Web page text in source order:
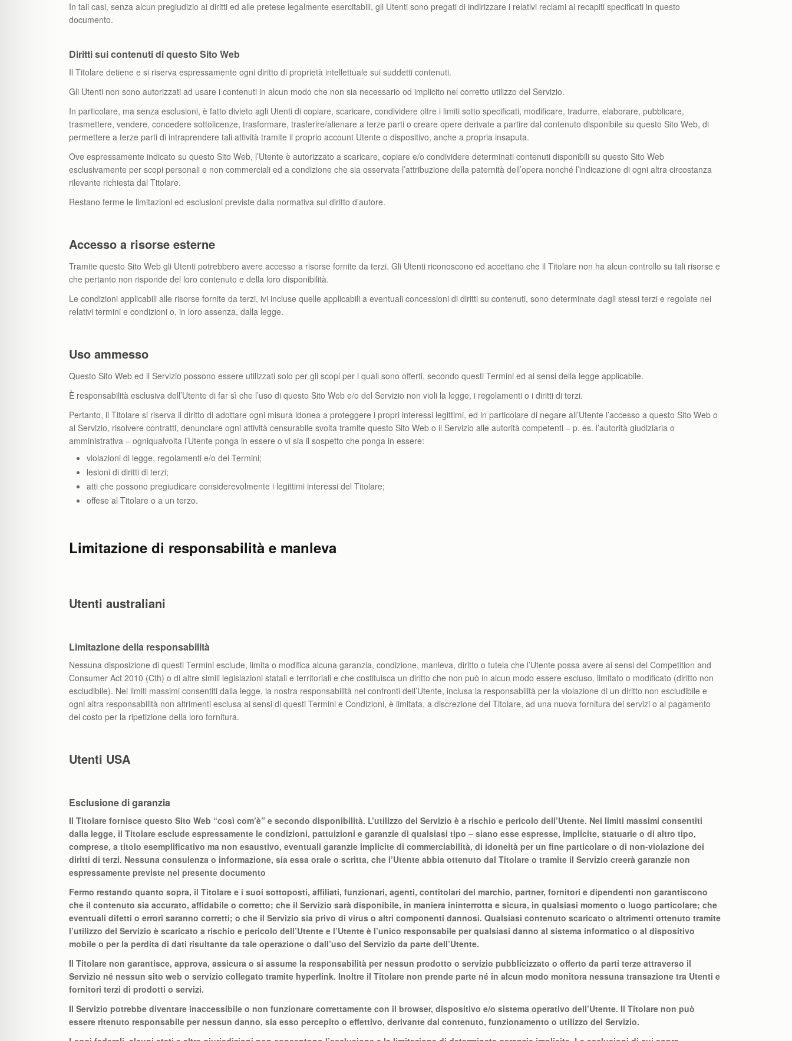
In tali casi, senza alcun pregiudizio ai diritti ed alle pretese legalmente esercitabili, gli Utenti sono pregati di indirizzare i relativi reclami ai recapiti specificati in questo
documento.
Diritti sui contenuti di questo Sito Web
Il Titolare detiene e si riserva espressamente ogni diritto di proprietà intellettuale sui suddetti contenuti.
Gli Utenti non sono autorizzati ad usare i contenuti in alcun modo che non sia necessario od implicito nel corretto utilizzo del Servizio.
In particolare, ma senza esclusioni, è fatto divieto agli Utenti di copiare, scaricare, condividere oltre i limiti sotto specificati, modificare, tradurre, elaborare, pubblicare,
trasmettere, vendere, concedere sottolicenze, trasformare, trasferire/alienare a terze parti o creare opere derivate a partire dal contenuto disponibile su questo Sito Web, di
permettere a terze parti di intraprendere tali attività tramite il proprio account Utente o dispositivo, anche a propria insaputa.
Ove espressamente indicato su questo Sito Web, l’Utente è autorizzato a scaricare, copiare e/o condividere determinati contenuti disponibili su questo Sito Web
esclusivamente per scopi personali e non commerciali ed a condizione che sia osservata l’attribuzione della paternità dell’opera nonché l’indicazione di ogni altra circostanza
rilevante richiesta dal Titolare.
Restano ferme le limitazioni ed esclusioni previste dalla normativa sul diritto d’autore.
Accesso a risorse esterne
Tramite questo Sito Web gli Utenti potrebbero avere accesso a risorse fornite da terzi. Gli Utenti riconoscono ed accettano che il Titolare non ha alcun controllo su tali risorse e
che pertanto non risponde del loro contenuto e della loro disponibilità.
Le condizioni applicabili alle risorse fornite da terzi, ivi incluse quelle applicabili a eventuali concessioni di diritti su contenuti, sono determinate dagli stessi terzi e regolate nei
relativi termini e condizioni o, in loro assenza, dalla legge.
Uso ammesso
Questo Sito Web ed il Servizio possono essere utilizzati solo per gli scopi per i quali sono offerti, secondo questi Termini ed ai sensi della legge applicabile.
È responsabilità esclusiva dell’Utente di far sì che l’uso di questo Sito Web e/o del Servizio non violi la legge, i regolamenti o i diritti di terzi.
Pertanto, il Titolare si riserva il diritto di adottare ogni misura idonea a proteggere i propri interessi legittimi, ed in particolare di negare all’Utente l’accesso a questo Sito Web o
al Servizio, risolvere contratti, denunciare ogni attività censurabile svolta tramite questo Sito Web o il Servizio alle autorità competenti – p. es. l’autorità giudiziaria o
amministrativa – ogniqualvolta l’Utente ponga in essere o vi sia il sospetto che ponga in essere:
violazioni di legge, regolamenti e/o dei Termini;
lesioni di diritti di terzi;
atti che possono pregiudicare considerevolmente i legittimi interessi del Titolare;
offese al Titolare o a un terzo.
Limitazione di responsabilità e manleva
Utenti australiani
Limitazione della responsabilità
Nessuna disposizione di questi Termini esclude, limita o modifica alcuna garanzia, condizione, manleva, diritto o tutela che l’Utente possa avere ai sensi del Competition and
Consumer Act 2010 (Cth) o di altre simili legislazioni statali e territoriali e che costituisca un diritto che non può in alcun modo essere escluso, limitato o modificato (diritto non
escludibile). Nei limiti massimi consentiti dalla legge, la nostra responsabilità nei confronti dell’Utente, inclusa la responsabilità per la violazione di un diritto non escludibile e
ogni altra responsabilità non altrimenti esclusa ai sensi di questi Termini e Condizioni, è limitata, a discrezione del Titolare, ad una nuova fornitura dei servizi o al pagamento
del costo per la ripetizione della loro fornitura.
Utenti USA
Esclusione di garanzia
Il Titolare fornisce questo Sito Web “così com’è” e secondo disponibilità. L’utilizzo del Servizio è a rischio e pericolo dell’Utente. Nei limiti massimi consentiti
dalla legge, il Titolare esclude espressamente le condizioni, pattuizioni e garanzie di qualsiasi tipo – siano esse espresse, implicite, statuarie o di altro tipo,
comprese, a titolo esemplificativo ma non esaustivo, eventuali garanzie implicite di commerciabilità, di idoneità per un fine particolare o di non-violazione dei
diritti di terzi. Nessuna consulenza o informazione, sia essa orale o scritta, che l’Utente abbia ottenuto dal Titolare o tramite il Servizio creerà garanzie non
espressamente previste nel presente documento
Fermo restando quanto sopra, il Titolare e i suoi sottoposti, affiliati, funzionari, agenti, contitolari del marchio, partner, fornitori e dipendenti non garantiscono
che il contenuto sia accurato, affidabile o corretto; che il Servizio sarà disponibile, in maniera ininterrotta e sicura, in qualsiasi momento o luogo particolare; che
eventuali difetti o errori saranno corretti; o che il Servizio sia privo di virus o altri componenti dannosi. Qualsiasi contenuto scaricato o altrimenti ottenuto tramite
l’utilizzo del Servizio è scaricato a rischio e pericolo dell’Utente e l’Utente è l’unico responsabile per qualsiasi danno al sistema informatico o al dispositivo
mobile o per la perdita di dati risultante da tale operazione o dall’uso del Servizio da parte dell’Utente.
Il Titolare non garantisce, approva, assicura o si assume la responsabilità per nessun prodotto o servizio pubblicizzato o offerto da parti terze attraverso il
Servizio né nessun sito web o servizio collegato tramite hyperlink. Inoltre il Titolare non prende parte né in alcun modo monitora nessuna transazione tra Utenti e
fornitori terzi di prodotti o servizi.
Il Servizio potrebbe diventare inaccessibile o non funzionare correttamente con il browser, dispositivo e/o sistema operativo dell’Utente. Il Titolare non può
essere ritenuto responsabile per nessun danno, sia esso percepito o effettivo, derivante dal contenuto, funzionamento o utilizzo del Servizio.